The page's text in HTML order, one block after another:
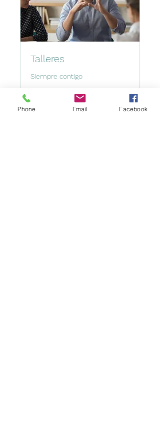
Talleres
Siempre contigo
Phone Email Facebook